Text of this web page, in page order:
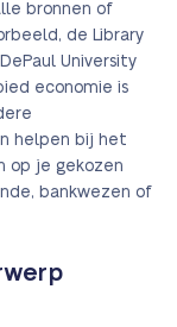
bronnen of
de Library
University
economie is
helpen bij het
op je gekozen
bankwezen of